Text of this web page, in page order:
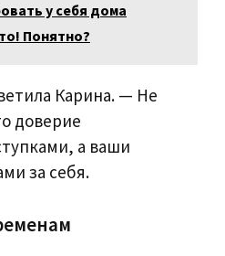
у себя дома
Понятно?
Карина. — Не
доверие
а ваши
за себя.